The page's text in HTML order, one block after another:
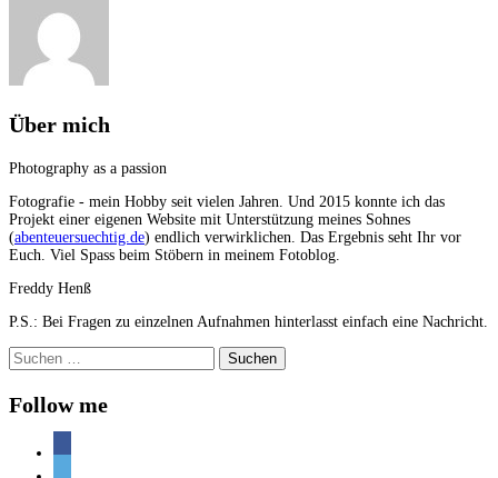
Über mich
Photography as a passion
Fotografie - mein Hobby seit vielen Jahren. Und 2015 konnte ich das
Projekt einer eigenen Website mit Unterstützung meines Sohnes
(abenteuersuechtig.de) endlich verwirklichen. Das Ergebnis seht Ihr vor
Euch. Viel Spass beim Stöbern in meinem Fotoblog.
Freddy Henß
P.S.: Bei Fragen zu einzelnen Aufnahmen hinterlasst einfach eine Nachricht.
Suchen
nach:
Follow me